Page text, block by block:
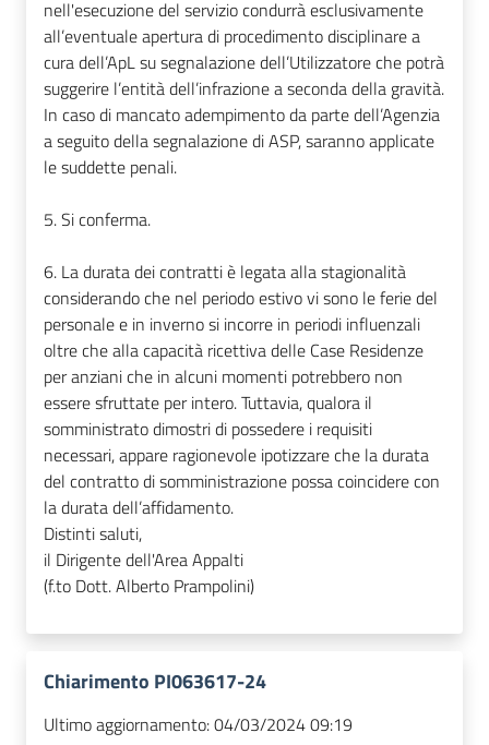
nell'esecuzione del servizio condurrà esclusivamente
all’eventuale apertura di procedimento disciplinare a
cura dell’ApL su segnalazione dell’Utilizzatore che potrà
suggerire l’entità dell’infrazione a seconda della gravità.
In caso di mancato adempimento da parte dell’Agenzia
a seguito della segnalazione di ASP, saranno applicate
le suddette penali.
5. Si conferma.
6. La durata dei contratti è legata alla stagionalità
considerando che nel periodo estivo vi sono le ferie del
personale e in inverno si incorre in periodi influenzali
oltre che alla capacità ricettiva delle Case Residenze
per anziani che in alcuni momenti potrebbero non
essere sfruttate per intero. Tuttavia, qualora il
somministrato dimostri di possedere i requisiti
necessari, appare ragionevole ipotizzare che la durata
del contratto di somministrazione possa coincidere con
la durata dell’affidamento.
Distinti saluti,
il Dirigente dell'Area Appalti
(f.to Dott. Alberto Prampolini)
Chiarimento PI063617-24
Ultimo aggiornamento:04/03/2024 09:19